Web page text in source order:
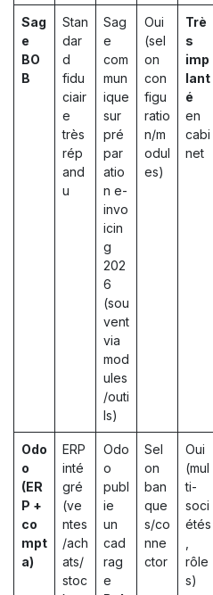
Sag
e
BO
B
Stan
dar
d
fidu
ciair
e
très
rép
and
u
Sag
e
com
mun
ique
sur
pré
par
atio
n e-
invo
icin
g
202
6
(sou
vent
via
mod
ules
/outi
ls)
Oui
(sel
on
con
figu
ratio
n/m
odul
es)
Trè
s
imp
lant
é
en
cabi
net
Odo
o
(ER
P +
co
mpt
a)
ERP
inté
gré
(ve
ntes
/ach
ats/
stoc
Odo
o
publ
ie
un
cad
rag
e
Sel
on
ban
que
s/co
nne
ctor
Oui
(mul
ti-
soci
étés
,
rôle
s)